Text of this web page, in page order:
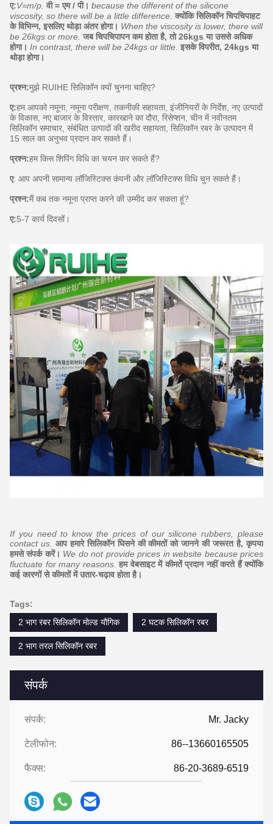
संपर्क
संपर्क: Mr. Jacky
टेलीफोन: 86--13660165505
फैक्स: 86-20-3689-6519
ए:V=m/p. वी = एम / पी। because the different of the silicone
viscosity, so there will be a little difference. क्योंकि सिलिकॉन चिपचिपाहट
के विभिन्न, इसलिए थोड़ा अंतर होगा। When the viscosity is lower, there will
be 26kgs or more. जब चिपचिपापन कम होता है, तो 26kgs या उससे अधिक
होगा। In contrast, there will be 24kgs or little. इसके विपरीत, 24kgs या
थोड़ा होगा।
प्रश्न:मुझे RUIHE सिलिकॉन क्यों चुनना चाहिए?
ए:हम आपको नमूना, नमूना परीक्षण, तकनीकी सहायता, इंजीनियरों के निर्देश, नए उत्पादों
के विकास, नए बाजार के विस्तार, कारखाने का दौरा, रिसेप्शन, चीन में नवीनतम
सिलिकॉन समाचार, संबंधित उत्पादों की खरीद सहायता, सिलिकॉन रबर के उत्पादन में
15 साल का अनुभव प्रदान कर सकते हैं।
प्रश्न:हम किस शिपिंग विधि का चयन कर सकते हैं?
ए: आप अपनी सामान्य लॉजिस्टिक्स कंपनी और लॉजिस्टिक्स विधि चुन सकते हैं।
प्रश्न:मैं कब तक नमूना प्राप्त करने की उम्मीद कर सकता हूं?
ए:5-7 कार्य दिवसों।
If you need to know the prices of our silicone rubbers, please
contact us. आप हमारे सिलिकॉन घिसने की कीमतों को जानने की जरूरत है, कृपया
हमसे संपर्क करें। We do not provide prices in website because prices
fluctuate for many reasons. हम वेबसाइट में कीमतें प्रदान नहीं करते हैं क्योंकि
कई कारणों से कीमतों में उतार-चढ़ाव होता है।
Tags:
2 भाग रबर सिलिकॉन मोल्ड यौगिक
2 घटक सिलिकॉन रबर
2 भाग तरल सिलिकॉन रबर